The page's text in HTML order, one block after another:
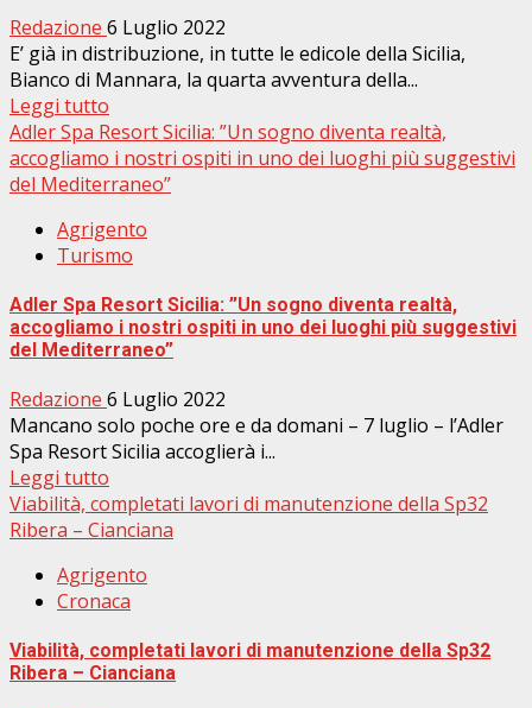
Redazione 6 Luglio 2022
E’ già in distribuzione, in tutte le edicole della Sicilia,
Bianco di Mannara, la quarta avventura della...
Leggi tutto
Adler Spa Resort Sicilia: ”Un sogno diventa realtà,
accogliamo i nostri ospiti in uno dei luoghi più suggestivi
del Mediterraneo”
Agrigento
Turismo
Adler Spa Resort Sicilia: ”Un sogno diventa realtà,
accogliamo i nostri ospiti in uno dei luoghi più suggestivi
del Mediterraneo”
Redazione 6 Luglio 2022
Mancano solo poche ore e da domani – 7 luglio – l’Adler
Spa Resort Sicilia accoglierà i...
Leggi tutto
Viabilità, completati lavori di manutenzione della Sp32
Ribera – Cianciana
Agrigento
Cronaca
Viabilità, completati lavori di manutenzione della Sp32
Ribera – Cianciana